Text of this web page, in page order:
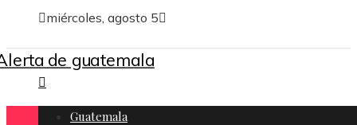
miércoles, agosto 5
Guatemala